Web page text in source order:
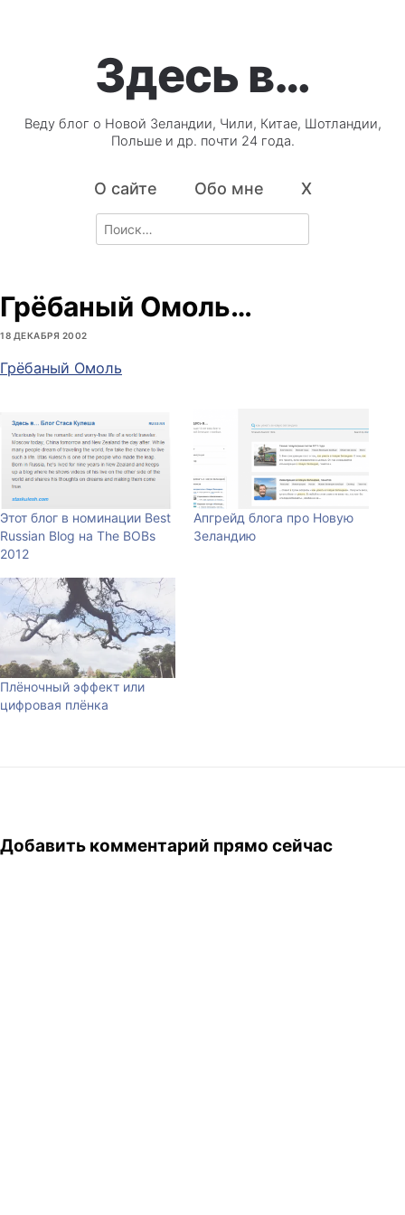
Здесь в…
Веду блог о Новой Зеландии, Чили, Китае, Шотландии,
Польше и др. почти 24 года.
О сайте Обо мне X
Search
for:
Грёбаный Омоль…
18 ДЕКАБРЯ 2002
Грёбаный Омоль
Этот блог в номинации Best
Russian Blog на The BOBs
2012
Апгрейд блога про Новую
Зеландию
Плёночный эффект или
цифровая плёнка
Добавить комментарий прямо сейчас